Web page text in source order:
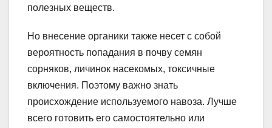
полезных веществ.
Но внесение органики также несет с собой
вероятность попадания в почву семян
сорняков, личинок насекомых, токсичные
включения. Поэтому важно знать
происхождение используемого навоза. Лучше
всего готовить его самостоятельно или